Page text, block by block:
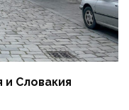
Словакия